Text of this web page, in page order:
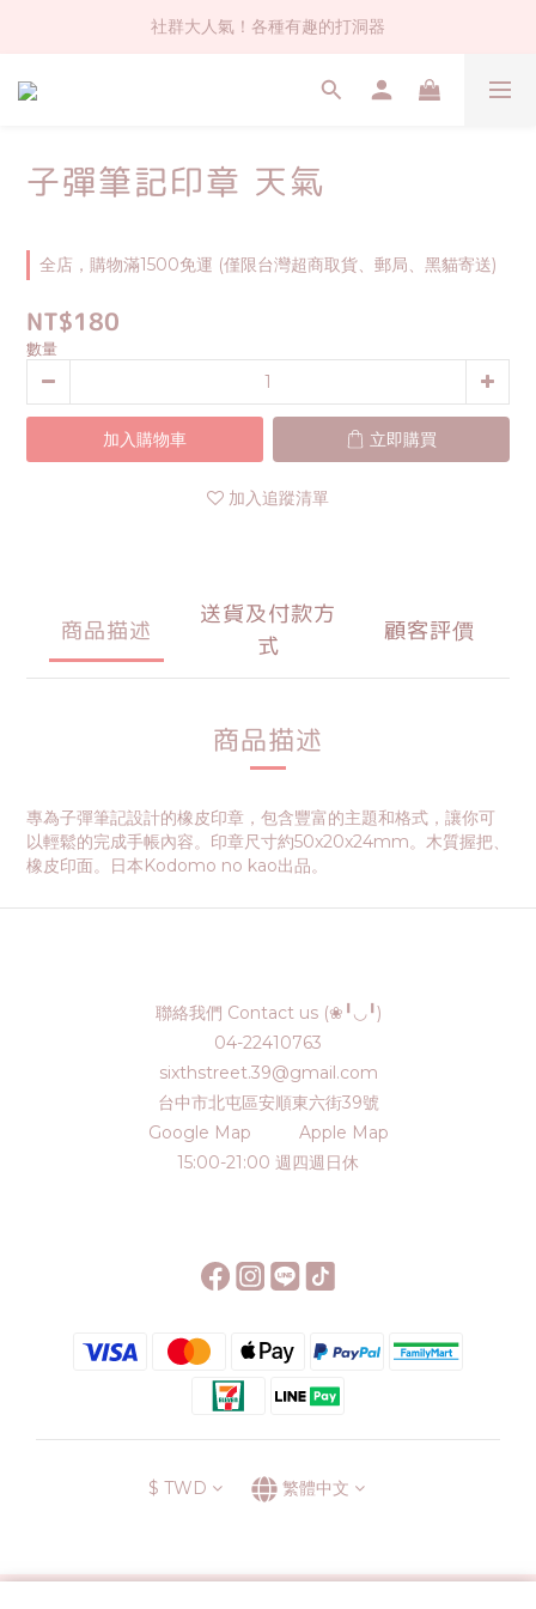
社群大人氣！各種有趣的打洞器
社群大人氣！各種有趣的打洞器
超值$59人氣日本製貼紙！還不買爆
社群大人氣！各種有趣的打洞器
子彈筆記印章 天氣
全店，購物滿1500免運 (僅限台灣超商取貨、郵局、黑貓寄送)
NT$180
數量
加入購物車 立即購買
加入追蹤清單
商品描述
送貨及付款方
式
顧客評價
商品描述
專為子彈筆記設計的橡皮印章，包含豐富的主題和格式，讓你可
以輕鬆的完成手帳內容。印章尺寸約50x20x24mm。木質握把、
橡皮印面。日本Kodomo no kao出品。
聯絡我們 Contact us (❀╹◡╹)
04-22410763
sixthstreet.39@gmail.com
台中市北屯區安順東六街39號
Google Map
Apple Map
15:00-21:00 週四週日休
$ TWD 繁體中文